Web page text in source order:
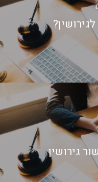
גירושין